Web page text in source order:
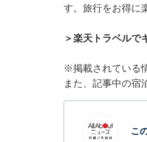
す。旅行をお得に
＞楽天トラベルで
※掲載されている
また、記事中の宿
こ